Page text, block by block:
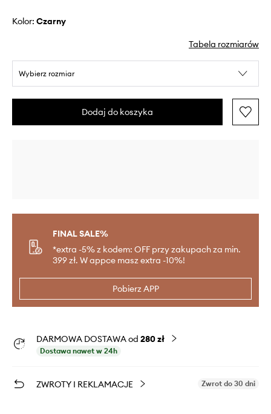
Kolor: czarny
Tabela rozmiarów
Wybierz rozmiar
Dodaj do koszyka
FINAL SALE%
*extra -5% z kodem: OFF przy zakupach za min.
399 zł. W appce masz extra -10%!
Pobierz APP
DARMOWA DOSTAWA od 280 zł
Dostawa nawet w 24h
ZWROTY I REKLAMACJE Zwrot do 30 dni